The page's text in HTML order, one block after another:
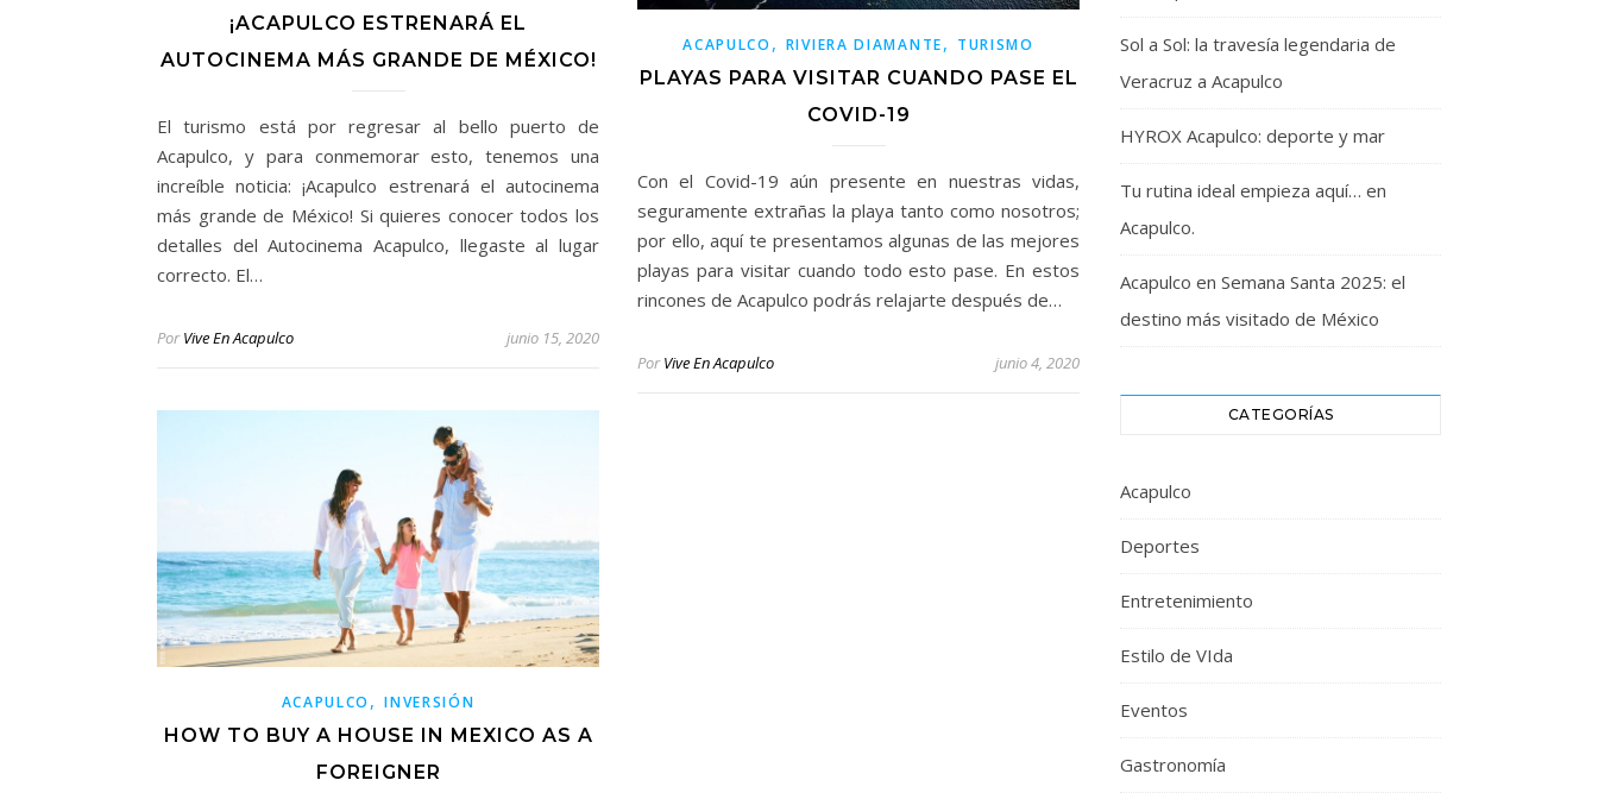
¡ACAPULCO ESTRENARÁ EL
AUTOCINEMA MÁS GRANDE DE MÉXICO!
El turismo está por regresar al bello puerto de
Acapulco, y para conmemorar esto, tenemos una
increíble noticia: ¡Acapulco estrenará el autocinema
más grande de México! Si quieres conocer todos los
detalles del Autocinema Acapulco, llegaste al lugar
correcto. El…
Por Vive En Acapulco junio 15, 2020
ACAPULCO , RIVIERA DIAMANTE, TURISMO
PLAYAS PARA VISITAR CUANDO PASE EL
COVID-19
Con el Covid-19 aún presente en nuestras vidas,
seguramente extrañas la playa tanto como nosotros;
por ello, aquí te presentamos algunas de las mejores
playas para visitar cuando todo esto pase. En estos
rincones de Acapulco podrás relajarte después de…
Por Vive En Acapulco junio 4, 2020
ACAPULCO ,INVERSIÓN
HOW TO BUY A HOUSE IN MEXICO AS A
FOREIGNER
Sol a Sol: la travesía legendaria de
Veracruz a Acapulco
HYROX Acapulco: deporte y mar
Tu rutina ideal empieza aquí… en
Acapulco.
Acapulco en Semana Santa 2025: el
destino más visitado de México
CATEGORÍAS
Acapulco
Deportes
Entretenimiento
Estilo de VIda
Eventos
Gastronomía